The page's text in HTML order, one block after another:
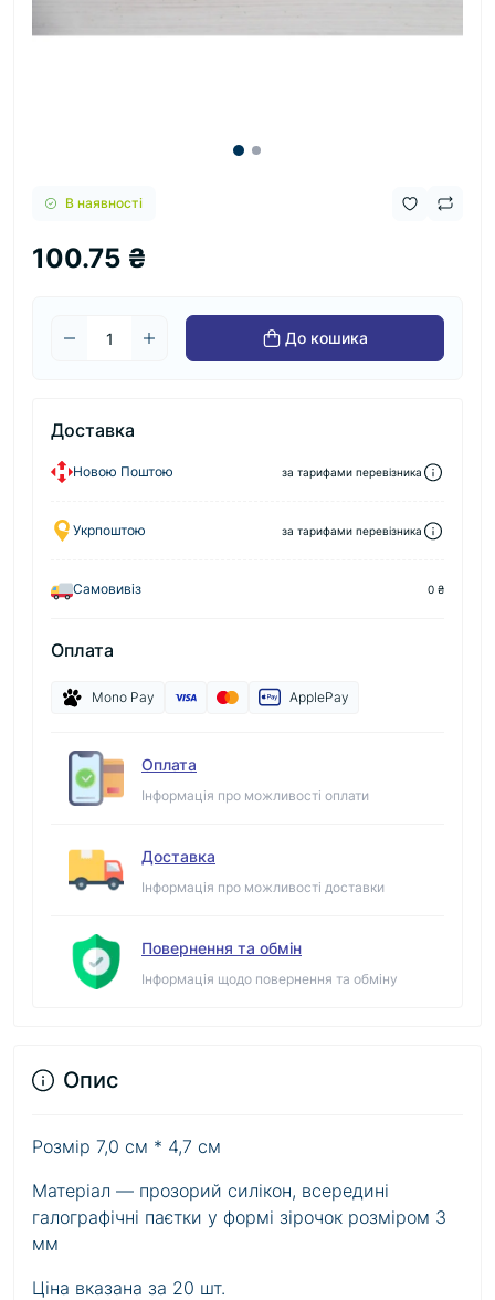
В наявності
100.75 ₴
До кошика
Доставка
Новою Поштою за тарифами перевізника
Укрпоштою за тарифами перевізника
Самовивіз 0 ₴
Оплата
Mono Pay ApplePay
Оплата
Інформація про можливості оплати
Доставка
Інформація про можливості доставки
Повернення та обмін
Інформація щодо повернення та обміну
Опис
Розмір 7,0 см * 4,7 см
Матеріал — прозорий силікон, всередині
галографічні паєтки у формі зірочок розміром 3
мм
Ціна вказана за 20 шт.